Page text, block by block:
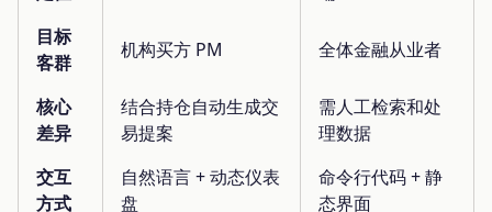
目标
客群
机构买方 PM 全体金融从业者
核心
差异
结合持仓自动生成交
易提案
需人工检索和处
理数据
交互
方式
自然语言 + 动态仪表
盘
命令行代码 + 静
态界面